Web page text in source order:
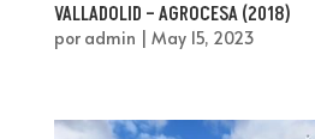
VALLADOLID – AGROCESA (2018)
por admin May 15, 2023